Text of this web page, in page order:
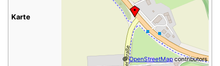
Karte
©OpenStreetMapcontributors